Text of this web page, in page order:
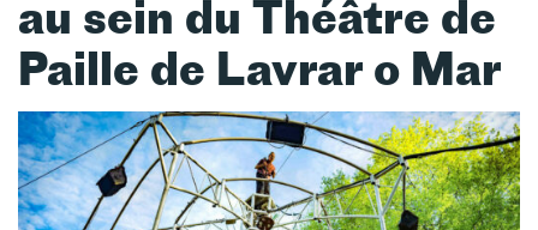
au sein du Théâtre de
Paille de Lavrar o Mar